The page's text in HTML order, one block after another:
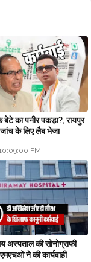
बेटे का पनीर पकड़ा?, रायपुर
जांच के लिए लैब भेजा
PM
अस्पताल की सोनोग्राफी
ने की कार्यवाही